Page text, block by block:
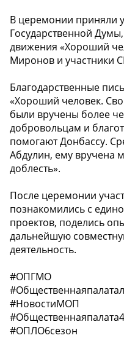
В церемонии приняли
Государственной
движения «Хороший
Миронов и участники
Благодарственные
«Хороший человек.
были вручены более
добровольцам и
помогают Донбассу.
Абдулин, ему вручена
доблесть».
После церемонии
познакомились с
проектов, поделись
дальнейшую
деятельность.
#ОПГМО
#НовостиМОП
#ОПЛО6сезон